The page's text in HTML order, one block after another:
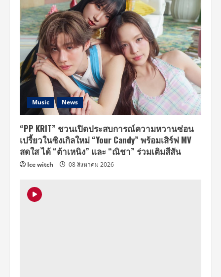
Music News
“PP KRIT” ชวนเปิดประสบการณ์ความหวานซ่อน
เปรี้ยวในซิงเกิลใหม่ “Your Candy” พร้อมเสิร์ฟ MV
สดใส ได้ “ต้าเหนิง” และ “ณิชา” ร่วมเติมสีสัน
Ice witch 08 สิงหาคม 2026